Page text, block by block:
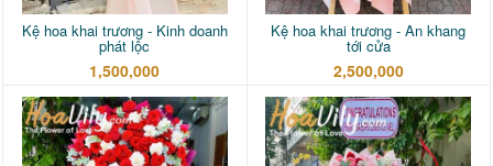
Kệ hoa khai trương - Kinh doanh
phát lộc
1,500,000
Kệ hoa khai trương - An khang
tới cửa
2,500,000